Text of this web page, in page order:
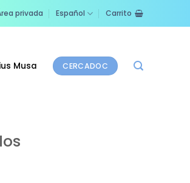
privada Español Carrito
Musa CERCADOC